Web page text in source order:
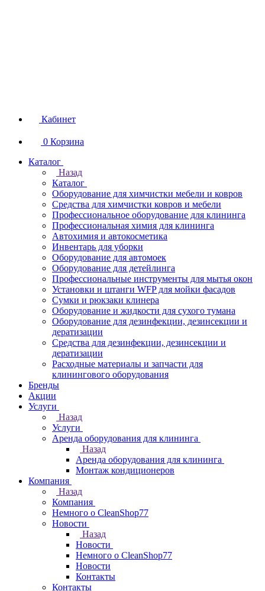
Кабинет
0 Корзина
Каталог
Назад
Каталог
Оборудование для химчистки мебели и ковров
Средства для химчистки ковров и мебели
Профессиональное оборудование для клининга
Профессиональная химия для клининга
Автохимия и автокосметика
Инвентарь для уборки
Оборудование для автомоек
Оборудование для детейлинга
Профессиональные инструменты для мытья окон
Установки и штанги WFP для мойки фасадов
Сумки и рюкзаки клинера
Оборудование и жидкости для сухого тумана
Оборудование для дезинфекции, дезинсекции и
дератизации
Средства для дезинфекции, дезинсекции и
дератизации
Расходные материалы и запчасти для
клинингового оборудования
Бренды
Акции
Услуги
Назад
Услуги
Аренда оборудования для клининга
Назад
Аренда оборудования для клининга
Монтаж кондиционеров
Компания
Назад
Компания
Немного о CleanShop77
Новости
Назад
Новости
Немного о CleanShop77
Новости
Контакты
Контакты